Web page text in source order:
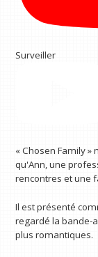
Surveiller
« Chosen Family
qu'Ann, une
rencontres et une
Il est présenté
regardé la bande-
plus romantiques.